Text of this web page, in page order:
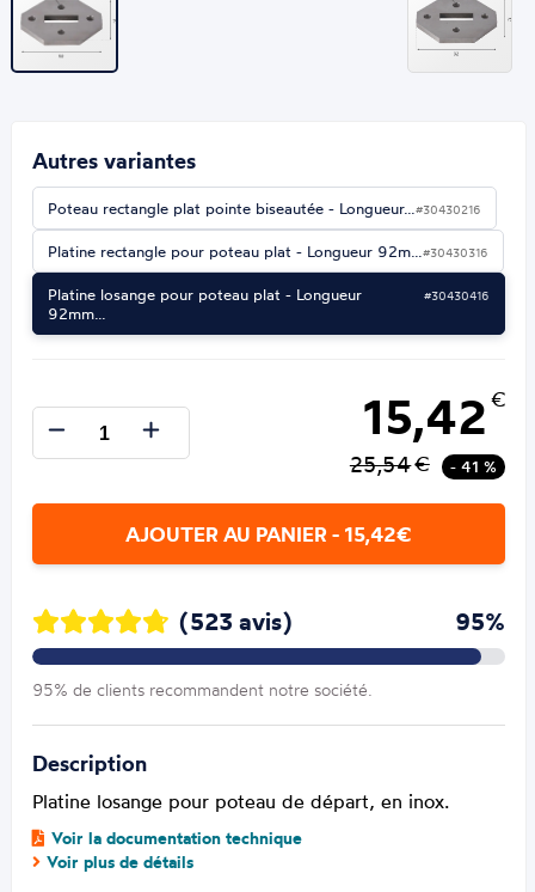
Autres variantes
Poteau rectangle plat pointe biseautée - Longueur…#30430216
Platine rectangle pour poteau plat - Longueur 92m…#30430316
Platine losange pour poteau plat - Longueur
92mm…
#30430416
15,42 €
25,54€ - 41 %
AJOUTER AU PANIER - 15,42€
(523 avis) 95%
95% de clients recommandent notre société.
Description
Platine losange pour poteau de départ, en inox.
Voir la documentation technique
Voir plus de détails